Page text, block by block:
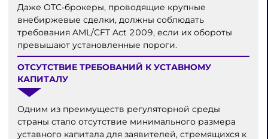
Даже OTC-брокеры, проводящие крупные
внебиржевые сделки, должны соблюдать
требования AML/CFT Act 2009, если их обороты
превышают установленные пороги.
ОТСУТСТВИЕ ТРЕБОВАНИЙ К УСТАВНОМУ
КАПИТАЛУ
Одним из преимуществ регуляторной среды
страны стало отсутствие минимального размера
уставного капитала для заявителей, стремящихся к